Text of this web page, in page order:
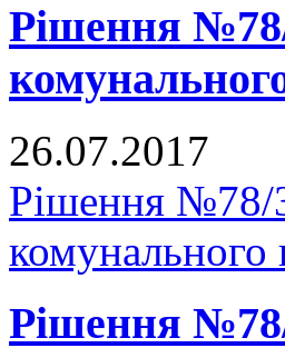
Рішення
26.07.2017
Рішення №78/
комунального
Рішення